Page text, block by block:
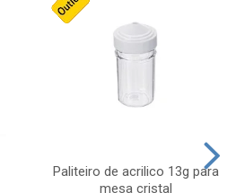
Paliteiro de acrilico 13g para
mesa cristal